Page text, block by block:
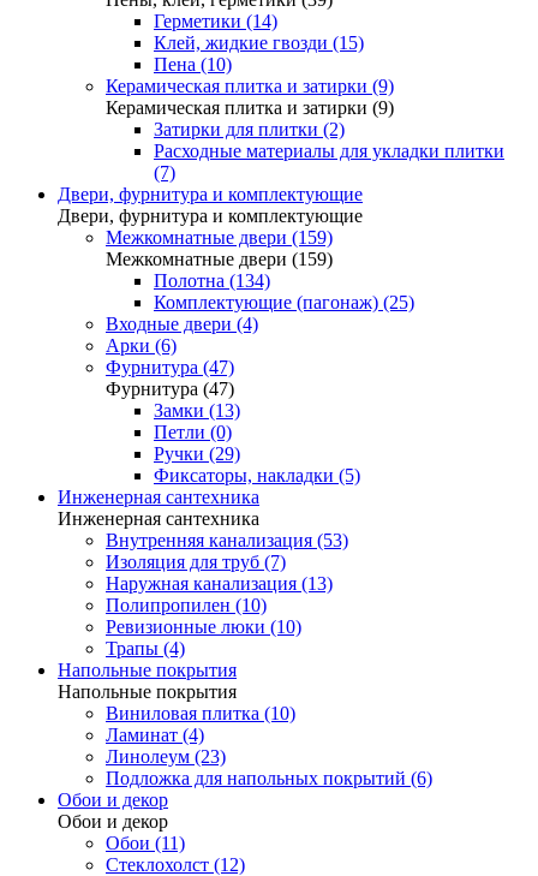
Герметики (14)
Клей, жидкие гвозди (15)
Пена (10)
Керамическая плитка и затирки (9)
Керамическая плитка и затирки (9)
Затирки для плитки (2)
Расходные материалы для укладки плитки
(7)
Двери, фурнитура и комплектующие
Двери, фурнитура и комплектующие
Межкомнатные двери (159)
Межкомнатные двери (159)
Полотна (134)
Комплектующие (пагонаж) (25)
Входные двери (4)
Арки (6)
Фурнитура (47)
Фурнитура (47)
Замки (13)
Петли (0)
Ручки (29)
Фиксаторы, накладки (5)
Инженерная сантехника
Инженерная сантехника
Внутренняя канализация (53)
Изоляция для труб (7)
Наружная канализация (13)
Полипропилен (10)
Ревизионные люки (10)
Трапы (4)
Напольные покрытия
Напольные покрытия
Виниловая плитка (10)
Ламинат (4)
Линолеум (23)
Подложка для напольных покрытий (6)
Обои и декор
Обои и декор
Обои (11)
Стеклохолст (12)